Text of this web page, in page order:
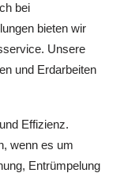
bei
bieten wir
Unsere
und Erdarbeiten
Effizienz.
wenn es um
Entrümpelung